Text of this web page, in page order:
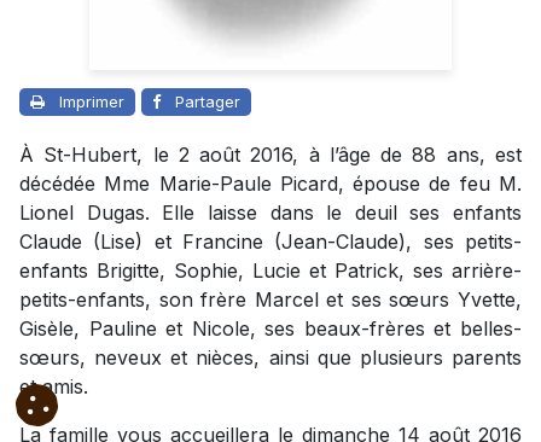
Imprimer Partager
À St-Hubert, le 2 août 2016, à l’âge de 88 ans, est
décédée Mme Marie-Paule Picard, épouse de feu M.
Lionel Dugas. Elle laisse dans le deuil ses enfants
Claude (Lise) et Francine (Jean-Claude), ses petits-
enfants Brigitte, Sophie, Lucie et Patrick, ses arrière-
petits-enfants, son frère Marcel et ses sœurs Yvette,
Gisèle, Pauline et Nicole, ses beaux-frères et belles-
sœurs, neveux et nièces, ainsi que plusieurs parents
et amis.
La famille vous accueillera le dimanche 14 août 2016